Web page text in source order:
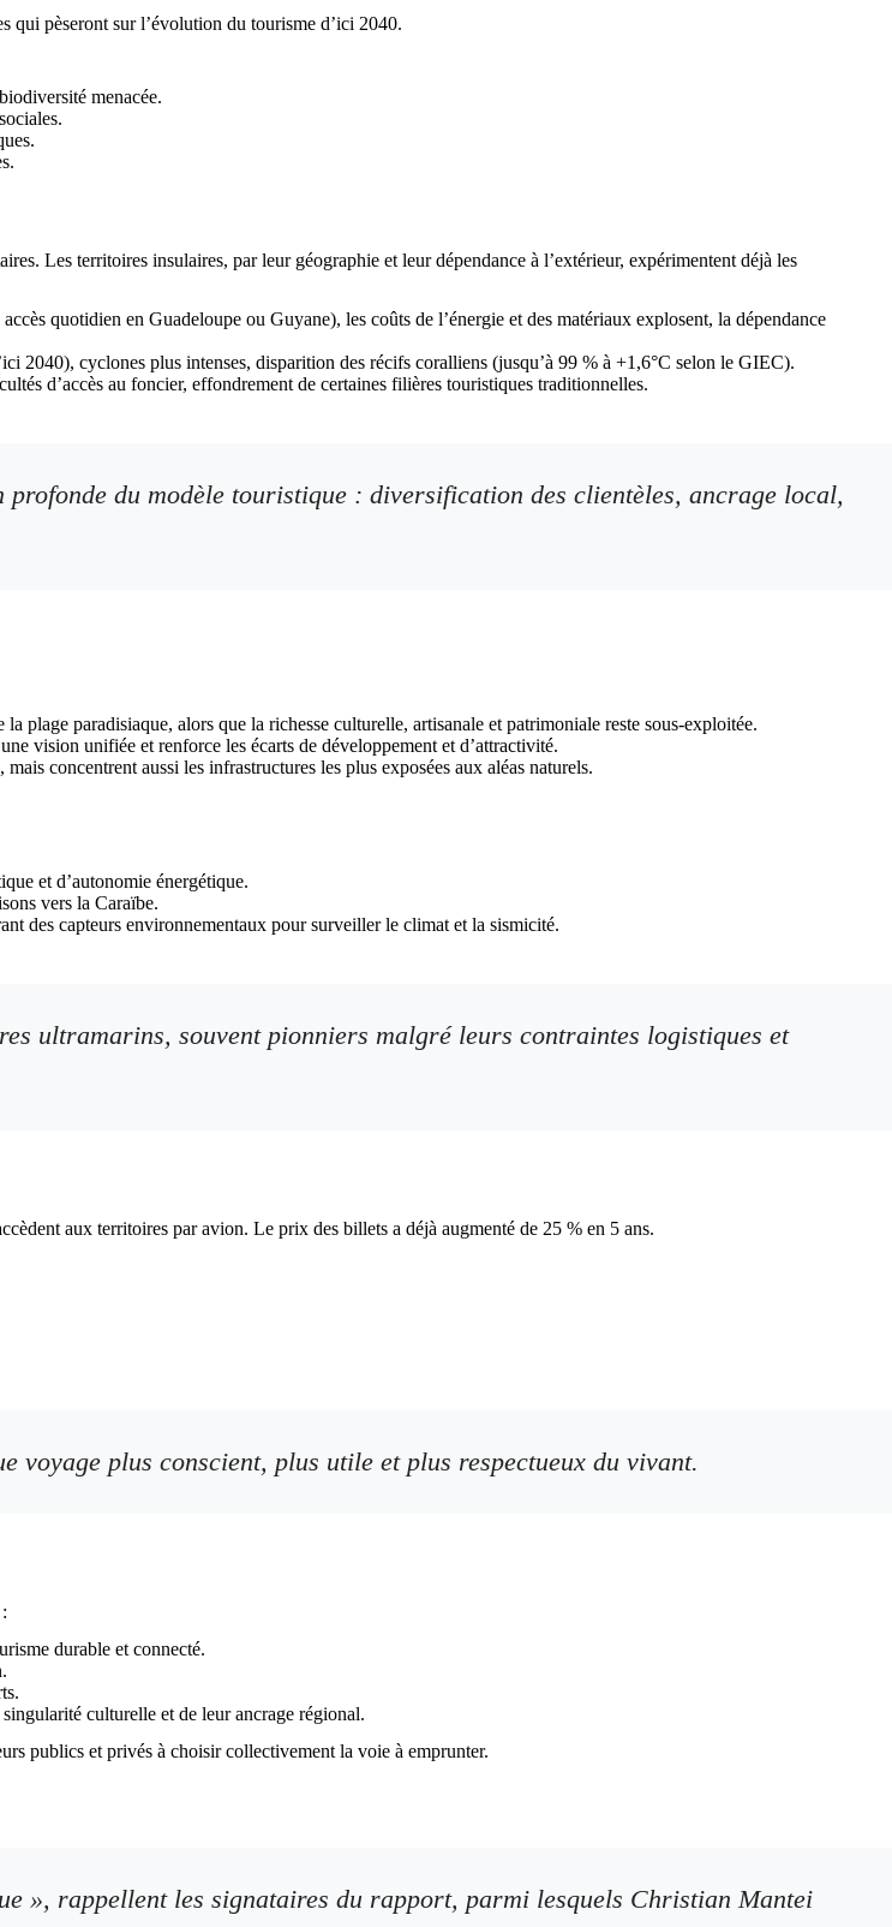
qui pèseront sur l’évolution du tourisme d’ici 2040.
menacée.
Les territoires insulaires, par leur géographie et leur dépendance à l’extérieur, expérimentent déjà les
quotidien en Guadeloupe ou Guyane), les coûts de l’énergie et des matériaux explosent, la dépendance
2040), cyclones plus intenses, disparition des récifs coralliens (jusqu’à 99 % à +1,6°C selon le GIEC).
d’accès au foncier, effondrement de certaines filières touristiques traditionnelles.
du modèle touristique : diversification des clientèles, ancrage local,
plage paradisiaque, alors que la richesse culturelle, artisanale et patrimoniale reste sous-exploitée.
vision unifiée et renforce les écarts de développement et d’attractivité.
concentrent aussi les infrastructures les plus exposées aux aléas naturels.
et d’autonomie énergétique.
vers la Caraïbe.
des capteurs environnementaux pour surveiller le climat et la sismicité.
ultramarins, souvent pionniers malgré leurs contraintes logistiques et
aux territoires par avion. Le prix des billets a déjà augmenté de 25 % en 5 ans.
voyage plus conscient, plus utile et plus respectueux du vivant.
durable et connecté.
culturelle et de leur ancrage régional.
publics et privés à choisir collectivement la voie à emprunter.
», rappellent les signataires du rapport, parmi lesquels Christian Mantei